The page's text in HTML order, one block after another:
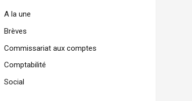
A la une
Brèves
Commissariat aux comptes
Comptabilité
Social